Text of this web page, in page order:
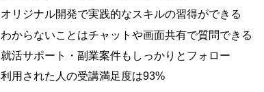
オリジナル開発で実践的なスキルの習得ができる
わからないことはチャットや画面共有で質問できる
就活サポート・副業案件もしっかりとフォロー
利用された人の受講満足度は93%